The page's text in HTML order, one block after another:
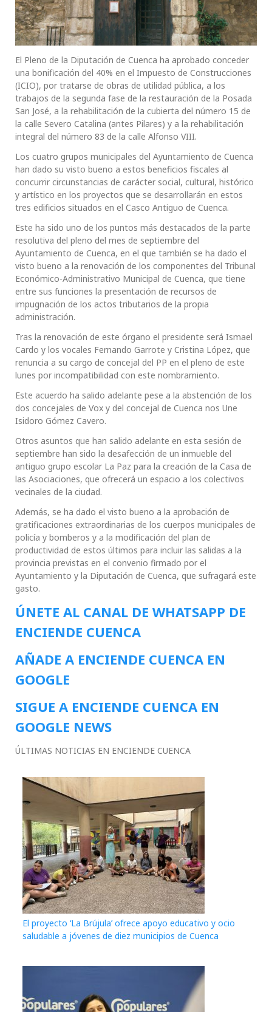
El Pleno de la Diputación de Cuenca ha aprobado conceder
una bonificación del 40% en el Impuesto de Construcciones
(ICIO), por tratarse de obras de utilidad pública, a los
trabajos de la segunda fase de la restauración de la Posada
San José, a la rehabilitación de la cubierta del número 15 de
la calle Severo Catalina (antes Pilares) y a la rehabilitación
integral del número 83 de la calle Alfonso VIII.
Los cuatro grupos municipales del Ayuntamiento de Cuenca
han dado su visto bueno a estos beneficios fiscales al
concurrir circunstancias de carácter social, cultural, histórico
y artístico en los proyectos que se desarrollarán en estos
tres edificios situados en el Casco Antiguo de Cuenca.
Este ha sido uno de los puntos más destacados de la parte
resolutiva del pleno del mes de septiembre del
Ayuntamiento de Cuenca, en el que también se ha dado el
visto bueno a la renovación de los componentes del Tribunal
Económico-Administrativo Municipal de Cuenca, que tiene
entre sus funciones la presentación de recursos de
impugnación de los actos tributarios de la propia
administración.
Tras la renovación de este órgano el presidente será Ismael
Cardo y los vocales Fernando Garrote y Cristina López, que
renuncia a su cargo de concejal del PP en el pleno de este
lunes por incompatibilidad con este nombramiento.
Este acuerdo ha salido adelante pese a la abstención de los
dos concejales de Vox y del concejal de Cuenca nos Une
Isidoro Gómez Cavero.
Otros asuntos que han salido adelante en esta sesión de
septiembre han sido la desafección de un inmueble del
antiguo grupo escolar La Paz para la creación de la Casa de
las Asociaciones, que ofrecerá un espacio a los colectivos
vecinales de la ciudad.
Además, se ha dado el visto bueno a la aprobación de
gratificaciones extraordinarias de los cuerpos municipales de
policía y bomberos y a la modificación del plan de
productividad de estos últimos para incluir las salidas a la
provincia previstas en el convenio firmado por el
Ayuntamiento y la Diputación de Cuenca, que sufragará este
gasto.
ÚNETE AL CANAL DE WHATSAPP DE
ENCIENDE CUENCA
AÑADE A ENCIENDE CUENCA EN
GOOGLE
SIGUE A ENCIENDE CUENCA EN
GOOGLE NEWS
ÚLTIMAS NOTICIAS EN ENCIENDE CUENCA
El proyecto ‘La Brújula’ ofrece apoyo educativo y ocio
saludable a jóvenes de diez municipios de Cuenca